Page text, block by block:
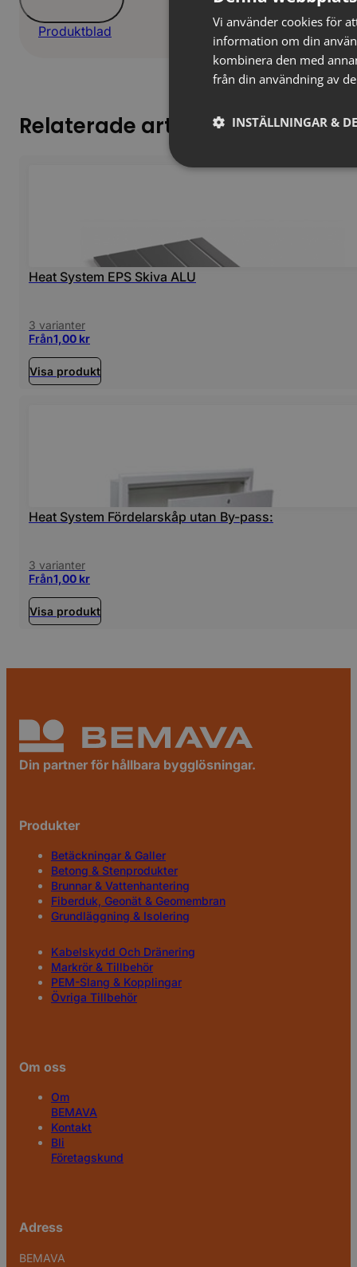
Produktblad
Relaterade artiklar
Heat System EPS Skiva ALU
3 varianter
Från1,00 kr
Visa produkt
Heat System Fördelarskåp utan By-pass:
3 varianter
Från1,00 kr
Visa produkt
Din partner för hållbara bygglösningar.
Produkter
Betäckningar & Galler
Betong & Stenprodukter
Brunnar & Vattenhantering
Fiberduk, Geonät & Geomembran
Grundläggning & Isolering
Kabelskydd Och Dränering
Markrör & Tillbehör
PEM-Slang & Kopplingar
Övriga Tillbehör
Om oss
Om
BEMAVA
Kontakt
Bli
Företagskund
Adress
BEMAVA
Vi använder cookies för
information om din
kombinera den med
från din användning av
INSTÄLLNINGAR &